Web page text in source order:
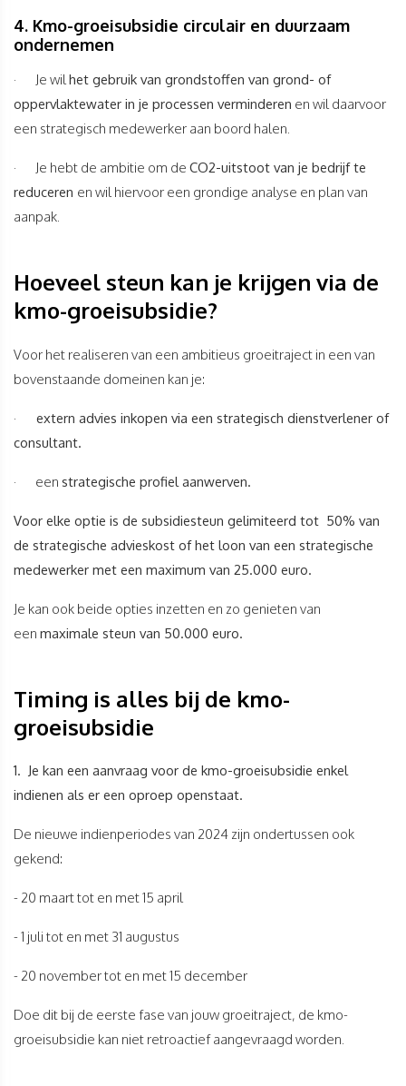
4. Kmo-groeisubsidie circulair en duurzaam
ondernemen
· Je wilhet gebruik van grondstoffen van grond- of
oppervlaktewater in je processen verminderen en wil daarvoor
een strategisch medewerker aan boord halen.
· Je hebt de ambitie om de CO2-uitstoot van je bedrijf te
reduceren en wil hiervoor een grondige analyse en plan van
aanpak.
Hoeveel steun kan je krijgen via de
kmo-groeisubsidie?
Voor het realiseren van een ambitieus groeitraject in een van
bovenstaande domeinen kan je:
·
extern advies inkopen via een strategisch dienstverlener of
consultant.
· een strategische profiel aanwerven.
Voor elke optie is de subsidiesteun gelimiteerd tot 50% van
de strategische advieskost of het loon van een strategische
medewerker met een maximum van 25.000 euro.
Je kan ook beide opties inzetten en zo genieten van
een maximale steun van 50.000 euro.
Timing is alles bij de kmo-
groeisubsidie
1. Je kan een aanvraag voor de kmo-groeisubsidie enkel
indienen als er een oproep openstaat.
De nieuwe indienperiodes van 2024 zijn ondertussen ook
gekend:
- 20 maart tot en met 15 april
- 1 juli tot en met 31 augustus
- 20 november tot en met 15 december
Doe dit bij de eerste fase van jouw groeitraject, de kmo-
groeisubsidie kan niet retroactief aangevraagd worden.